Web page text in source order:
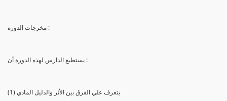
مخرجات الدورة :
يستطيع الدارس لهذه الدورة أن :
(1) يتعرف علي الفرق بين الأثر والدليل المادي